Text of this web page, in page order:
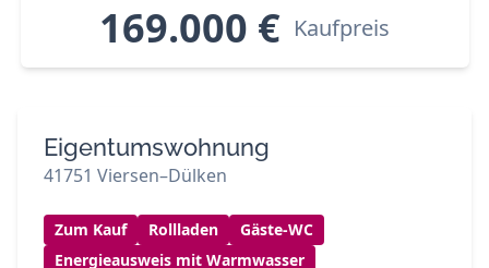
169.000 € Kaufpreis
Eigentumswohnung
41751 Viersen–Dülken
Zum Kauf Rollladen
Gäste-WC
Energieausweis mit Warmwasser